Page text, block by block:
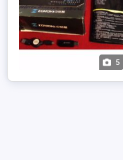
5